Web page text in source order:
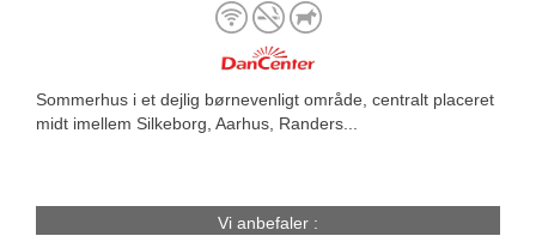
Sommerhus i et dejlig børnevenligt område, centralt placeret
midt imellem Silkeborg, Aarhus, Randers...
Vi anbefaler :